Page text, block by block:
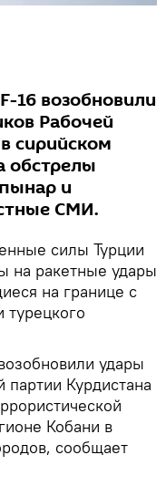
16 возобновили
Рабочей
сирийском
обстрелы
и
СМИ.
силы Турции
на ракетные удары
на границе с
турецкого
удары
Курдистана
Кобани в
сообщает